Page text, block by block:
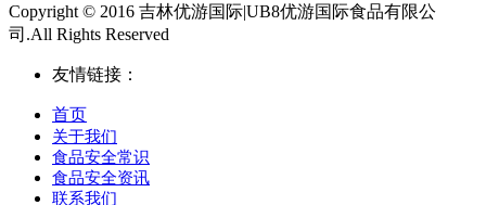
Copyright © 2016 吉林优游国际|UB8优游国际食品有限公
司.All Rights Reserved
友情链接：
首页
关于我们
食品安全常识
食品安全资讯
联系我们